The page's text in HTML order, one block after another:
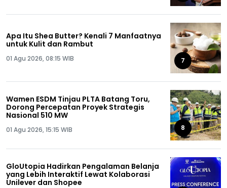
Apa Itu Shea Butter? Kenali 7 Manfaatnya
untuk Kulit dan Rambut
01 Agu 2026, 08:15 WIB 7
Wamen ESDM Tinjau PLTA Batang Toru,
Dorong Percepatan Proyek Strategis
Nasional 510 MW
01 Agu 2026, 15:15 WIB 8
GloUtopia Hadirkan Pengalaman Belanja
yang Lebih Interaktif Lewat Kolaborasi
Unilever dan Shopee